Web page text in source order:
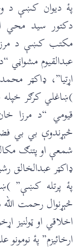
پۀ ديوان کښې د
دکتور سيد محي
مکتب کښې د مرزا
عبدالقيوم مشواڼي
اړتيا”، ډاکټر
)ښاغلي کرګر خپله
قيومي “د مرزا
څېړندوې بي بي
شمعې او پتنګ
ډاکټر عبدالخالق
پۀ پرتله کښې”
څېړنوال رحمت
اخلاقي او ټولنيز
ارخائيزم” پۀ